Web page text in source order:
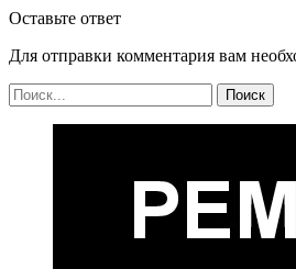
Оставьте ответ
Для отправки комментария вам